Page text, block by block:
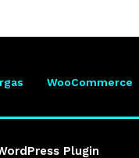
WooCommerce
Plugin